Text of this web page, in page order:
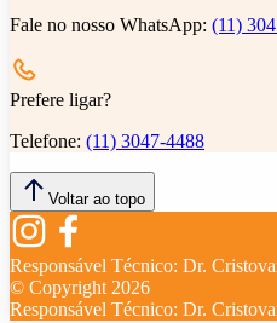
Fale no nosso WhatsApp: (11)
Prefere ligar?
Telefone: (11) 3047-4488
Voltar ao topo
Responsável Técnico: Dr.
© Copyright 2026
Responsável Técnico: Dr.